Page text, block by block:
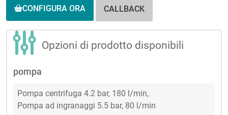
CONFIGURA ORA CALLBACK
Opzioni di prodotto disponibili
pompa
Pompa centrifuga 4.2 bar, 180 l/min,
Pompa ad ingranaggi 5.5 bar, 80 l/min